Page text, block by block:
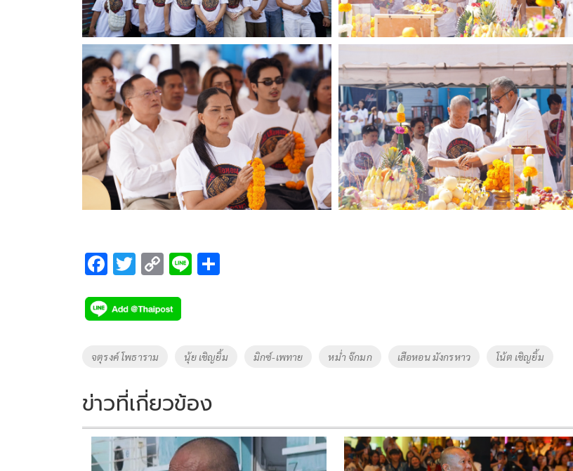
F
e
b
o
k
T
tt
er
C
p
y
k
Li
Tags
จตุรงค์ โพธาราม นุ้ย เชิญยิ้ม มิกซ์-เพทาย หม่ำ จ๊กมก เสือหอน มังกรหาว โน้ต เชิญยิ้ม
ข่าวที่เกี่ยวข้อง